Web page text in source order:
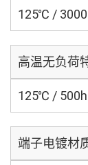
125℃ /
高温无负荷
125℃ /
端子电镀材